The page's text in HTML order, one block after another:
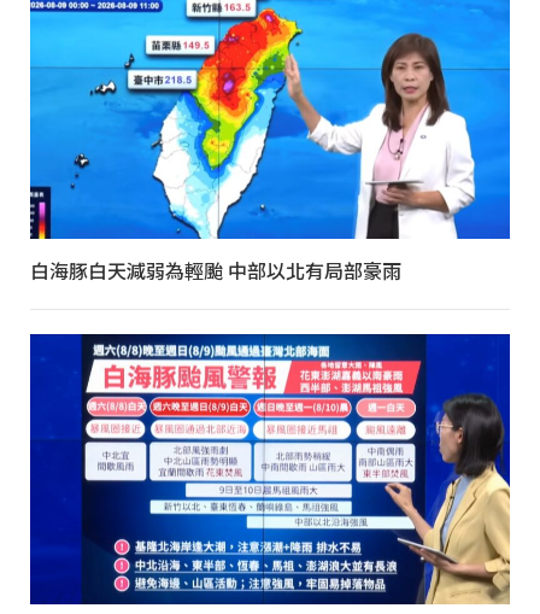
白海豚白天減弱為輕颱 中部以北有局部豪雨